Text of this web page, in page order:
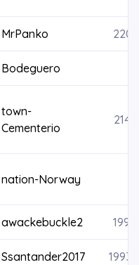
MrPanko
Bodeguero
town-
Cementerio
nation-Norway
awackebuckle2
Ssantander2017